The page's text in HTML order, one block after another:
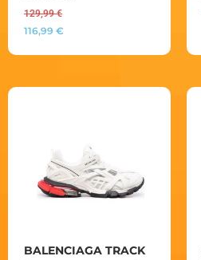
129,99€
116,99 €
BALENCIAGA TRACK